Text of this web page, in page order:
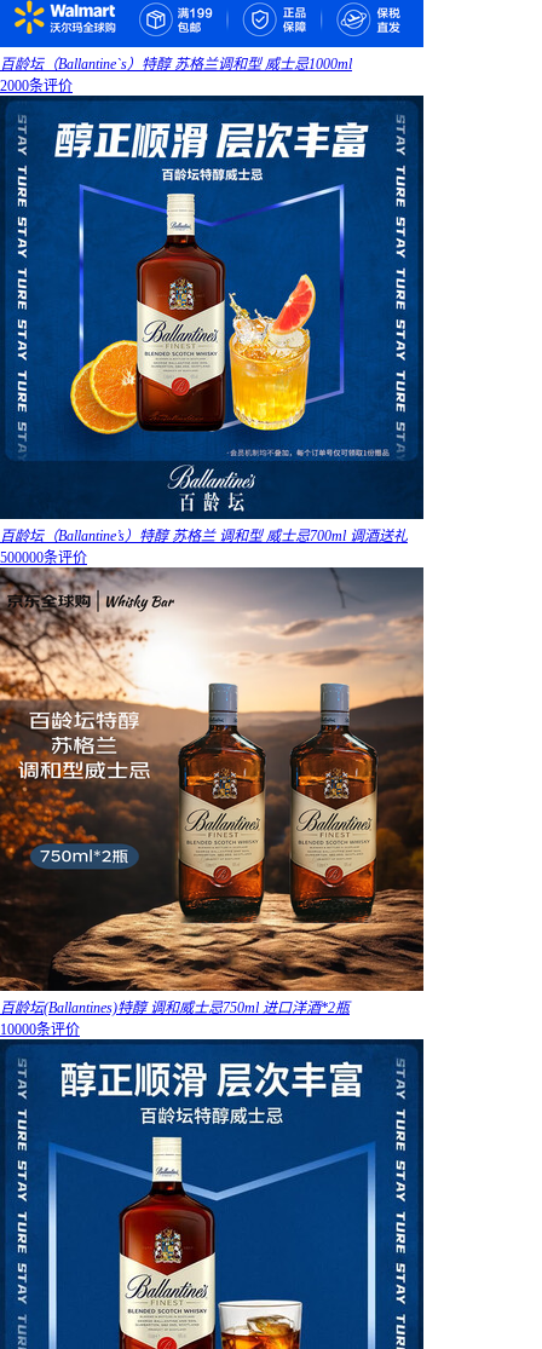
百龄坛（Ballantine`s）特醇 苏格兰调和型 威士忌1000ml
2000条评价
百龄坛（Ballantine’s）特醇 苏格兰 调和型 威士忌700ml 调酒送礼
500000条评价
百龄坛(Ballantines)特醇 调和威士忌750ml 进口洋酒*2瓶
10000条评价